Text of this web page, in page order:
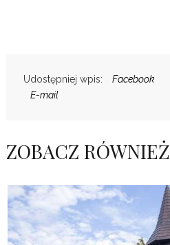
Udostępniej wpis: Facebook
E-mail
ZOBACZ RÓWNIEŻ